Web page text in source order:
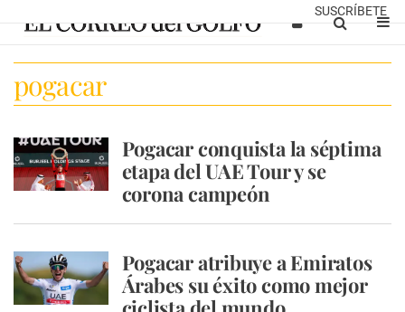
SUSCRÍBETE
pogacar
Pogacar conquista la séptima
etapa del UAE Tour y se
corona campeón
Pogacar atribuye a Emiratos
Árabes su éxito como mejor